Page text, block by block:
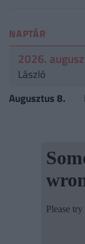
NAPTÁR
2026.
László
Augusztus 8.